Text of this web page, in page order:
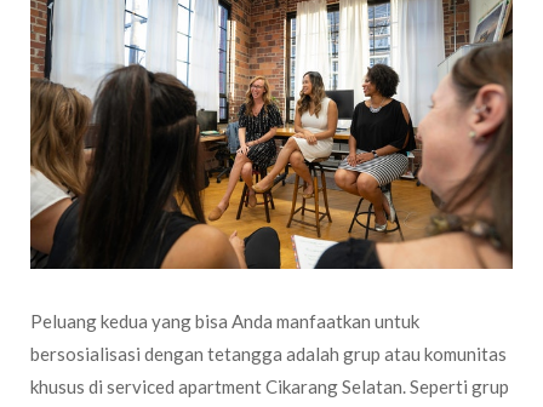
Peluang kedua yang bisa Anda manfaatkan untuk
bersosialisasi dengan tetangga adalah grup atau komunitas
khusus di serviced apartment Cikarang Selatan. Seperti grup